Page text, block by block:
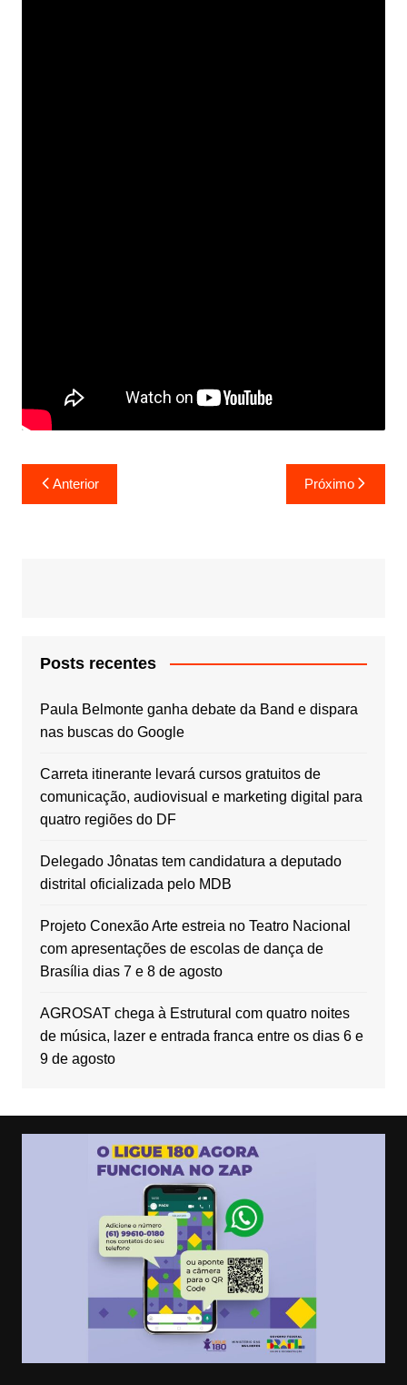
Navegação
de
Anterior Próximo
Posts recentes
Paula Belmonte ganha debate da Band e dispara
nas buscas do Google
Carreta itinerante levará cursos gratuitos de
comunicação, audiovisual e marketing digital para
quatro regiões do DF
Delegado Jônatas tem candidatura a deputado
distrital oficializada pelo MDB
Projeto Conexão Arte estreia no Teatro Nacional
com apresentações de escolas de dança de
Brasília dias 7 e 8 de agosto
AGROSAT chega à Estrutural com quatro noites
de música, lazer e entrada franca entre os dias 6 e
9 de agosto